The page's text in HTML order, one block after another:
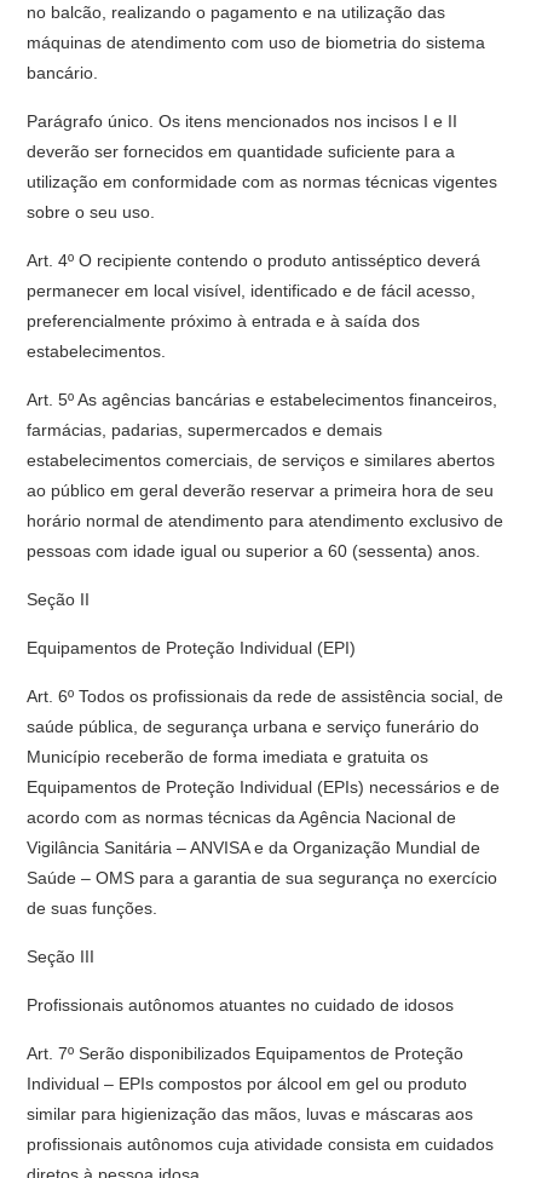
no balcão, realizando o pagamento e na utilização das
máquinas de atendimento com uso de biometria do sistema
bancário.
Parágrafo único. Os itens mencionados nos incisos I e II
deverão ser fornecidos em quantidade suficiente para a
utilização em conformidade com as normas técnicas vigentes
sobre o seu uso.
Art. 4º O recipiente contendo o produto antisséptico deverá
permanecer em local visível, identificado e de fácil acesso,
preferencialmente próximo à entrada e à saída dos
estabelecimentos.
Art. 5º As agências bancárias e estabelecimentos financeiros,
farmácias, padarias, supermercados e demais
estabelecimentos comerciais, de serviços e similares abertos
ao público em geral deverão reservar a primeira hora de seu
horário normal de atendimento para atendimento exclusivo de
pessoas com idade igual ou superior a 60 (sessenta) anos.
Seção II
Equipamentos de Proteção Individual (EPI)
Art. 6º Todos os profissionais da rede de assistência social, de
saúde pública, de segurança urbana e serviço funerário do
Município receberão de forma imediata e gratuita os
Equipamentos de Proteção Individual (EPIs) necessários e de
acordo com as normas técnicas da Agência Nacional de
Vigilância Sanitária – ANVISA e da Organização Mundial de
Saúde – OMS para a garantia de sua segurança no exercício
de suas funções.
Seção III
Profissionais autônomos atuantes no cuidado de idosos
Art. 7º Serão disponibilizados Equipamentos de Proteção
Individual – EPIs compostos por álcool em gel ou produto
similar para higienização das mãos, luvas e máscaras aos
profissionais autônomos cuja atividade consista em cuidados